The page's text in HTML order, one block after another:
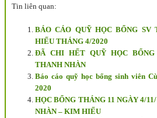
Tin liên quan:
BÁO CÁO QUỸ HỌC BỔNG
HIẾU THÁNG 4/2020
ĐÃ CHI HẾT QUỸ HỌC
THANH NHÀN
Báo cáo quỹ học bổng sinh viên
2020
HỌC BỔNG THÁNG 11 NGÀY 4/
NHÀN – KIM HIẾU